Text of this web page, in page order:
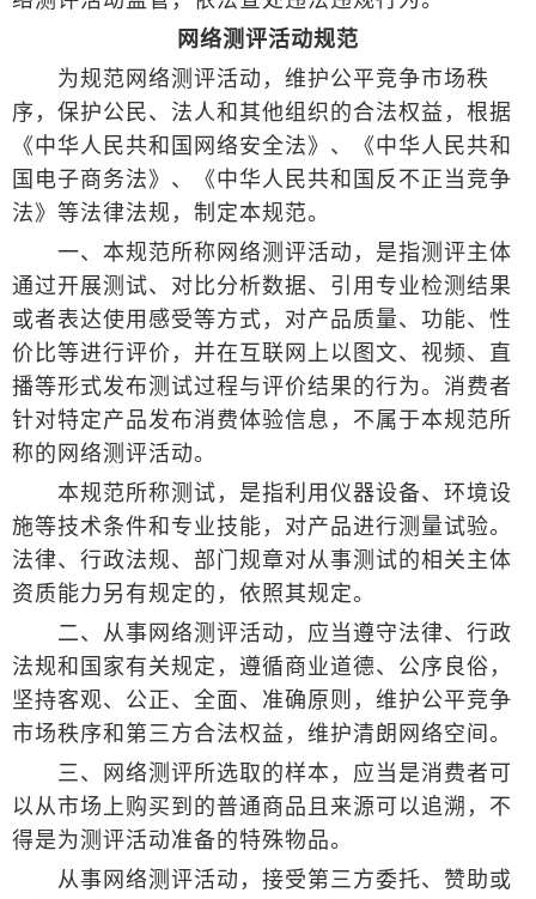
网络测评活动规范
为规范网络测评活动，维护公平竞争市场秩
序，保护公民、法人和其他组织的合法权益，根据
《中华人民共和国网络安全法》、《中华人民共和
国电子商务法》、《中华人民共和国反不正当竞争
法》等法律法规，制定本规范。
一、本规范所称网络测评活动，是指测评主体
通过开展测试、对比分析数据、引用专业检测结果
或者表达使用感受等方式，对产品质量、功能、性
价比等进行评价，并在互联网上以图文、视频、直
播等形式发布测试过程与评价结果的行为。消费者
针对特定产品发布消费体验信息，不属于本规范所
称的网络测评活动。
本规范所称测试，是指利用仪器设备、环境设
施等技术条件和专业技能，对产品进行测量试验。
法律、行政法规、部门规章对从事测试的相关主体
资质能力另有规定的，依照其规定。
二、从事网络测评活动，应当遵守法律、行政
法规和国家有关规定，遵循商业道德、公序良俗，
坚持客观、公正、全面、准确原则，维护公平竞争
市场秩序和第三方合法权益，维护清朗网络空间。
三、网络测评所选取的样本，应当是消费者可
以从市场上购买到的普通商品且来源可以追溯，不
得是为测评活动准备的特殊物品。
从事网络测评活动，接受第三方委托、赞助或